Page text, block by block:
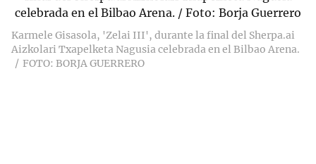
Karmele Gisasola, 'Zelai III', durante la final del Sherpa.ai
Aizkolari Txapelketa Nagusia celebrada en el Bilbao Arena.
FOTO: BORJA GUERRERO